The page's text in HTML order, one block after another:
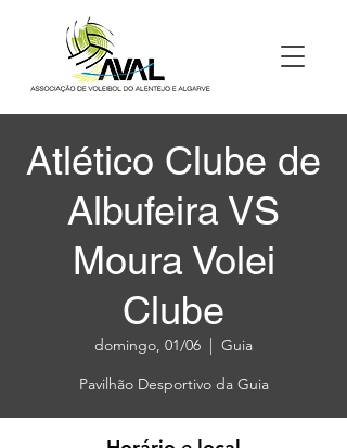
Atlético Clube de
Albufeira VS
Moura Volei
Clube
domingo, 01/06
  |
Guia
Pavilhão Desportivo da Guia